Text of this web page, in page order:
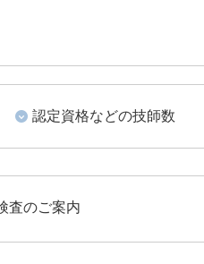
認定資格などの技師数
査のご案内